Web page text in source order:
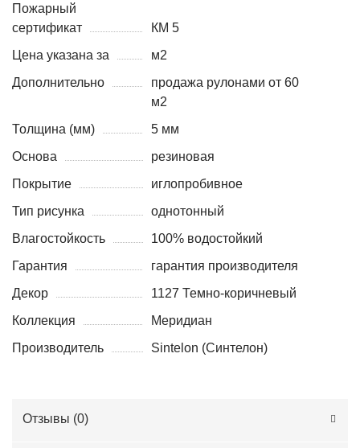
Пожарный
сертификат
КМ 5
Цена указана за
м2
Дополнительно
продажа рулонами от 60
м2
Толщина (мм)
5 мм
Основа
резиновая
Покрытие
иглопробивное
Тип рисунка
однотонный
Влагостойкость
100% водостойкий
Гарантия
гарантия производителя
Декор
1127 Темно-коричневый
Коллекция
Меридиан
Производитель
Sintelon (Синтелон)
Отзывы (0)